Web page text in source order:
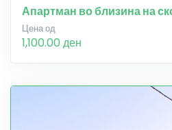
Апартман во близина на
Цена од
1,100.00 ден